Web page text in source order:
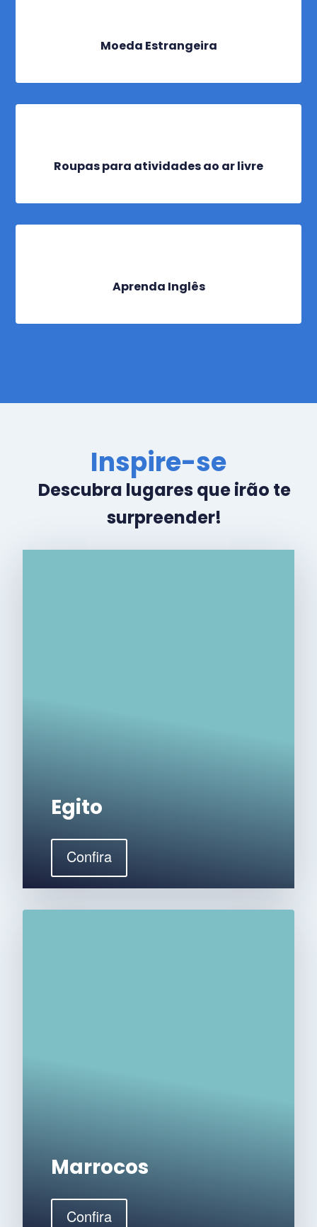
Moeda Estrangeira
Roupas para atividades ao ar livre
Aprenda Inglês
Inspire-se
Egito
Confira
Marrocos
Confira